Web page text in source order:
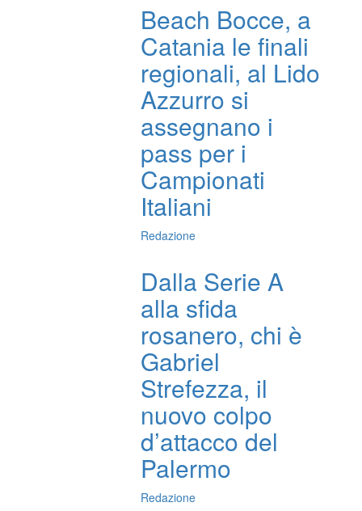
Beach Bocce, a
Catania le finali
regionali, al Lido
Azzurro si
assegnano i
pass per i
Campionati
Italiani
Redazione
Dalla Serie A
alla sfida
rosanero, chi è
Gabriel
Strefezza, il
nuovo colpo
d’attacco del
Palermo
Redazione